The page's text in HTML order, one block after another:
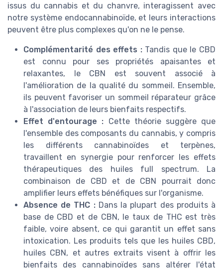
issus du cannabis et du chanvre, interagissent avec
notre système endocannabinoïde, et leurs interactions
peuvent être plus complexes qu'on ne le pense.
Complémentarité des effets :Tandis que le CBD
est connu pour ses propriétés apaisantes et
relaxantes, le CBN est souvent associé à
l'amélioration de la qualité du sommeil. Ensemble,
ils peuvent favoriser un sommeil réparateur grâce
à l'association de leurs bienfaits respectifs.
Effet d'entourage : Cette théorie suggère que
l'ensemble des composants du cannabis, y compris
les différents cannabinoïdes et terpènes,
travaillent en synergie pour renforcer les effets
thérapeutiques des huiles full spectrum. La
combinaison de CBD et de CBN pourrait donc
amplifier leurs effets bénéfiques sur l'organisme.
Absence de THC :Dans la plupart des produits à
base de CBD et de CBN, le taux de THC est très
faible, voire absent, ce qui garantit un effet sans
intoxication. Les produits tels que les huiles CBD,
huiles CBN, et autres extraits visent à offrir les
bienfaits des cannabinoïdes sans altérer l'état